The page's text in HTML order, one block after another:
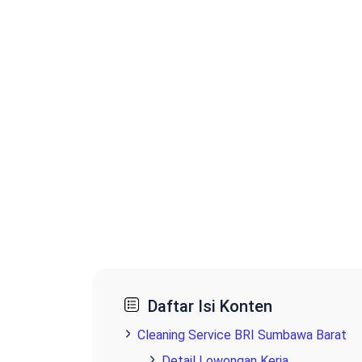
Daftar Isi Konten
Cleaning Service BRI Sumbawa Barat